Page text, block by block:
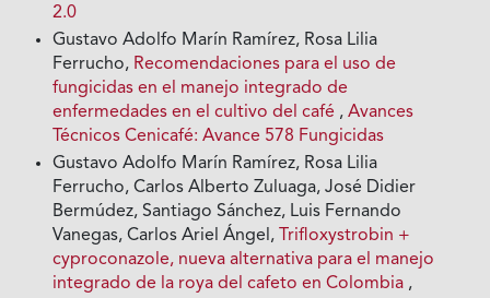
2.0
Gustavo Adolfo Marín Ramírez, Rosa Lilia
Ferrucho, Recomendaciones para el uso de
fungicidas en el manejo integrado de
enfermedades en el cultivo del café ,Avances
Técnicos Cenicafé: Avance 578 Fungicidas
Gustavo Adolfo Marín Ramírez, Rosa Lilia
Ferrucho, Carlos Alberto Zuluaga, José Didier
Bermúdez, Santiago Sánchez, Luis Fernando
Vanegas, Carlos Ariel Ángel, Trifloxystrobin +
cyproconazole, nueva alternativa para el manejo
integrado de la roya del cafeto en Colombia ,